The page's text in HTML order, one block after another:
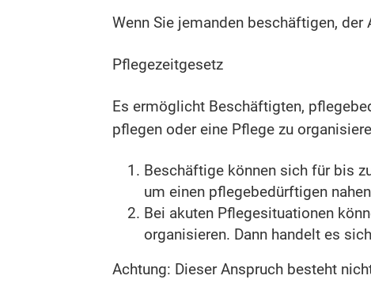
Wenn Sie jemanden beschäftigen,
Pflegezeitgesetz
Es ermöglicht Beschäftigten,
pflegen oder eine Pflege zu
Beschäftige können sich für bis
um einen pflegebedürftigen
Bei akuten Pflegesituationen
organisieren. Dann handelt es
Achtung: Dieser Anspruch besteht